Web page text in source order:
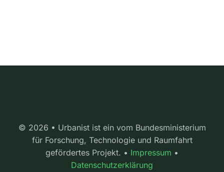
© 2026 • Urbanist ist ein vom Bundesministerium
für Forschung, Technologie und Raumfahrt
gefördertes Projekt. • Impressum •
Datenschutzerklärung